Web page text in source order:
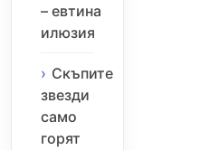
– евтина
илюзия
Скъпите
звезди
само
горят